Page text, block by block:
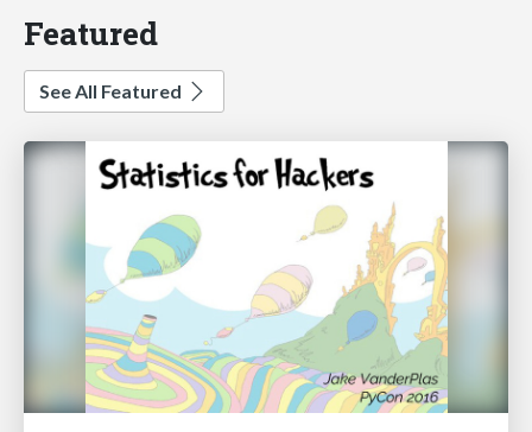
Featured
See All Featured